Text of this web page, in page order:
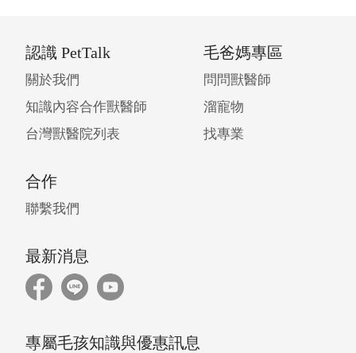
認識 PetTalk
關於我們
知識內容合作獸醫師
台灣獸醫院列表
毛爸媽專區
問問獸醫師
溜寵物
找專業
合作
聯繫我們
最新消息
專屬毛孩知識與優惠訊息